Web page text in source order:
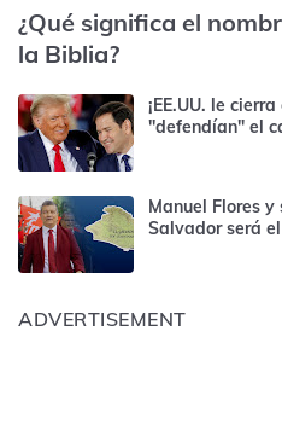
¿Qué significa el
la Biblia?
¡EE.UU. le
"defendían" el
Manuel Flores y
Salvador será
ADVERTISEMENT